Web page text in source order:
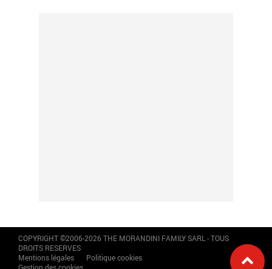
COPYRIGHT ©2006-2026 THE MORANDINI FAMILY SARL - TOUS
DROITS RESERVES
Mentions légales
Politique cookies